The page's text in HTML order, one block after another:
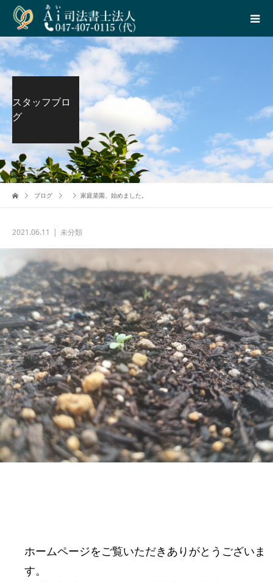
スタッフブロ
グ
ブログ 家庭菜園、始めました。
2021.06.11 未分類
ホームページをご覧いただきありがとうございま
す。